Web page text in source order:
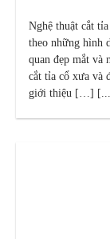
Nghệ thuật cắt
theo những hình
quan đẹp mắt và
cắt tỉa cổ xưa và
giới thiệu […]